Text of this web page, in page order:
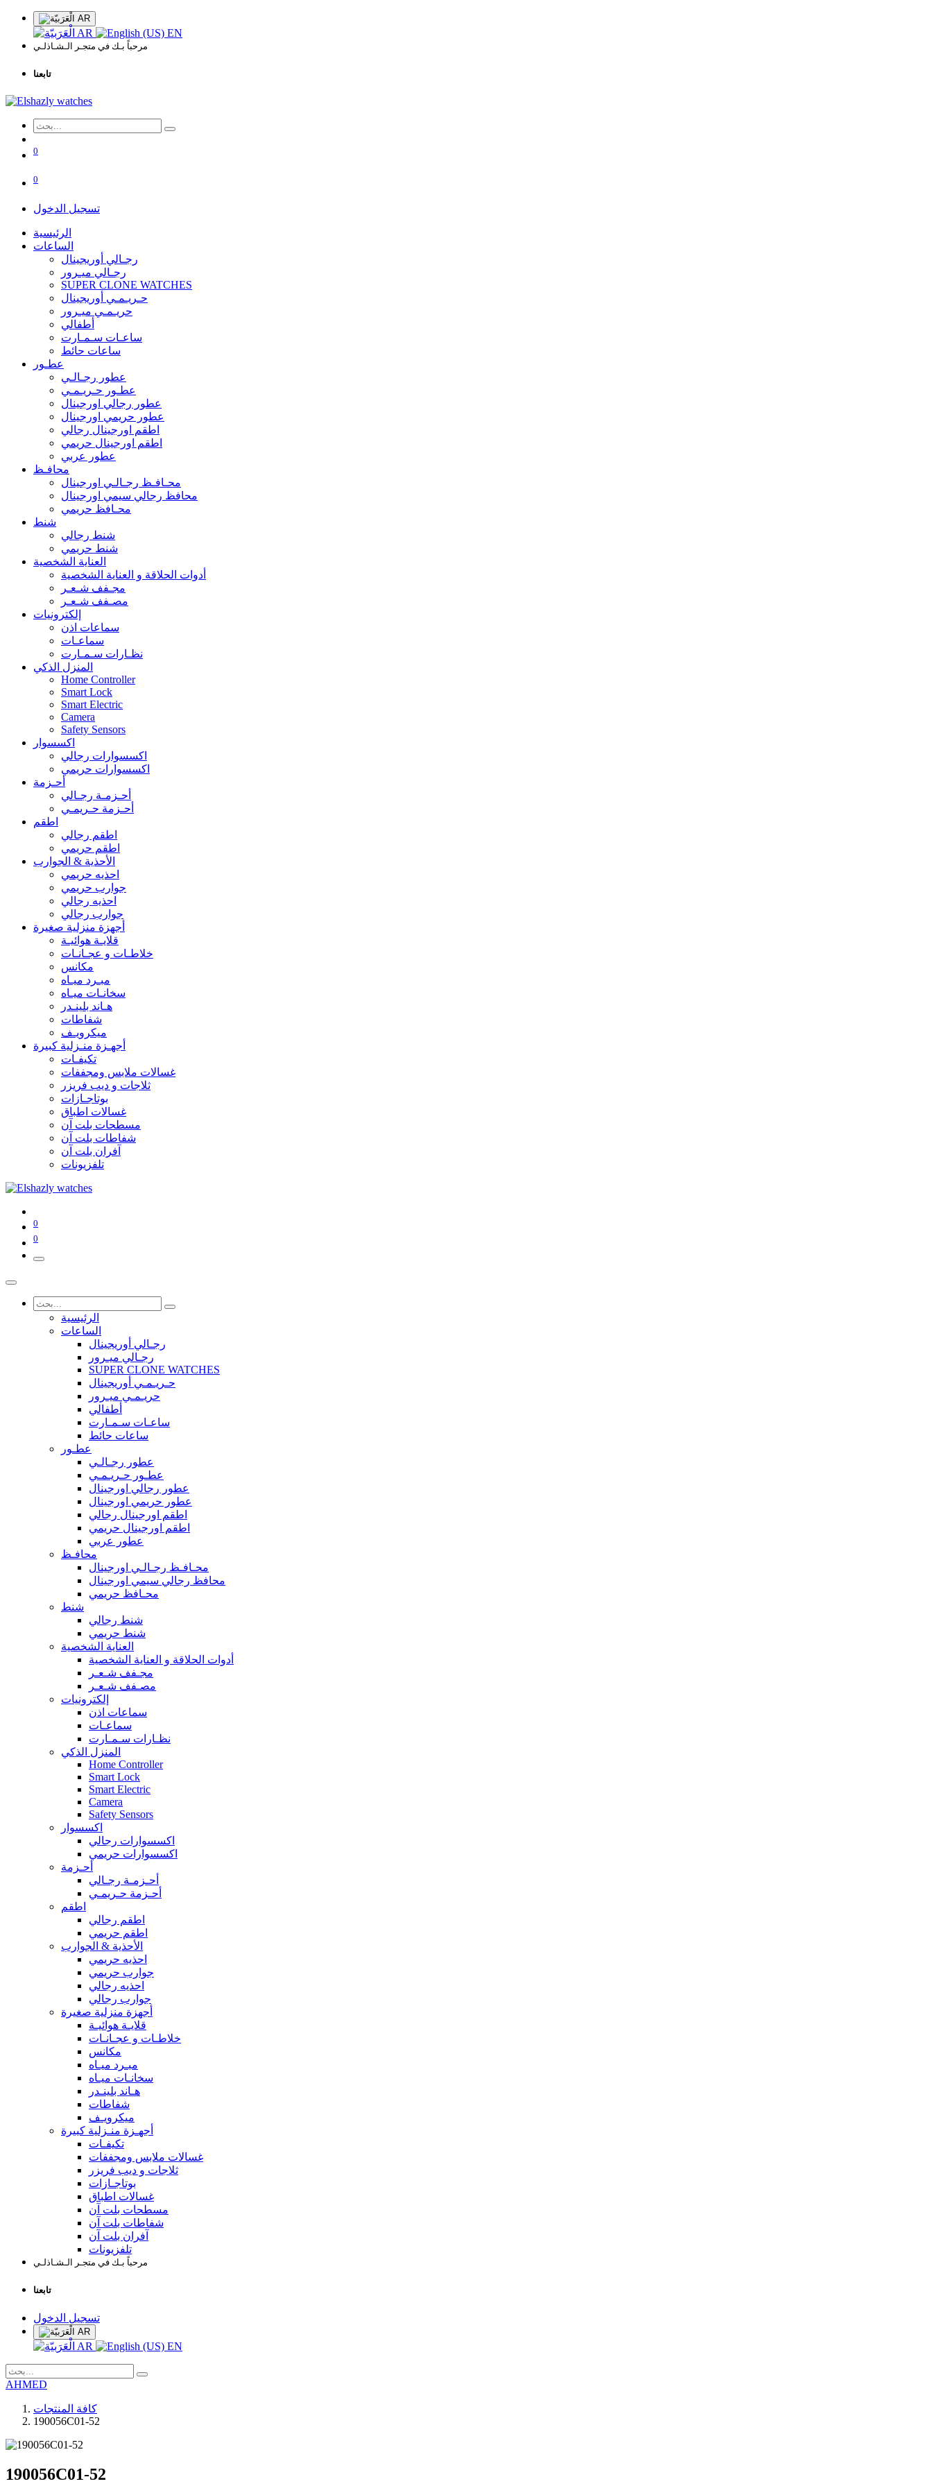
AR
AR EN
مرحباً بـك في متجـر الـشـاذلـي
تابعنا
0
0
تسجيل الدخول
الرئيسية
الساعات
رجـالي أوريجينال
رجـالي ميـرور
SUPER CLONE WATCHES
حـريـمـي أوريجينال
حريـمـي ميـرور
أطفالي
ساعـات سـمـارت
ساعات حائط
عطـور
عطور رجـالـي
عطـور حـريـمـي
عطور رجالي اورجينال
عطور حريمي اورجينال
اطقم اورجينال رجالي
اطقم اورجينال حريمي
عطور عربي
محافـظ
محـافـظ رجـالـي اورجينال
محافظ رجالي سيمي اورجينال
محـافظ حريمي
شنط
شنط رجالي
شنط حريمي
العناية الشخصية
أدوات الحلاقة و العناية الشخصية
مجـفف شـعـر
مصـفف شـعـر
إلكترونيات
سماعات اذن
سماعـات
نظـارات سـمـارت
المنزل الذكي
Home Controller
Smart Lock
Smart Electric
Camera
Safety Sensors
اكسسوار
اكسسوارات رجالي
اكسسوارات حريمي
أحـزمة
أحـزمـة رجـالي
أحـزمة حـريمـي
اطقم
اطقم رجالي
اطقم حريمي
الأحذية & الجوارب
احذيه حريمي
جوارب حريمي
احذيه رجالي
جوارب رجالي
أجهزة منزلية صغيرة
قلايـة هوائيـة
خلاطـات و عجـانـات
مكانس
مبـرد ميـاه
سخانـات ميـاه
هـاند بلينـدر
شفاطات
ميكرويـف
أجهـزة منـزلية كبيرة
تكيفـات
غسالات ملابس ومجففات
ثلاجات و ديب فريزر
بوتاجـازات
غسالات اطباق
مسطحات بلت آن
شفاطات بلت آن
آفران بلت آن
تلفزيونات
0
0
الرئيسية
الساعات
رجـالي أوريجينال
رجـالي ميـرور
SUPER CLONE WATCHES
حـريـمـي أوريجينال
حريـمـي ميـرور
أطفالي
ساعـات سـمـارت
ساعات حائط
عطـور
عطور رجـالـي
عطـور حـريـمـي
عطور رجالي اورجينال
عطور حريمي اورجينال
اطقم اورجينال رجالي
اطقم اورجينال حريمي
عطور عربي
محافـظ
محـافـظ رجـالـي اورجينال
محافظ رجالي سيمي اورجينال
محـافظ حريمي
شنط
شنط رجالي
شنط حريمي
العناية الشخصية
أدوات الحلاقة و العناية الشخصية
مجـفف شـعـر
مصـفف شـعـر
إلكترونيات
سماعات اذن
سماعـات
نظـارات سـمـارت
المنزل الذكي
Home Controller
Smart Lock
Smart Electric
Camera
Safety Sensors
اكسسوار
اكسسوارات رجالي
اكسسوارات حريمي
أحـزمة
أحـزمـة رجـالي
أحـزمة حـريمـي
اطقم
اطقم رجالي
اطقم حريمي
الأحذية & الجوارب
احذيه حريمي
جوارب حريمي
احذيه رجالي
جوارب رجالي
أجهزة منزلية صغيرة
قلايـة هوائيـة
خلاطـات و عجـانـات
مكانس
مبـرد ميـاه
سخانـات ميـاه
هـاند بلينـدر
شفاطات
ميكرويـف
أجهـزة منـزلية كبيرة
تكيفـات
غسالات ملابس ومجففات
ثلاجات و ديب فريزر
بوتاجـازات
غسالات اطباق
مسطحات بلت آن
شفاطات بلت آن
آفران بلت آن
تلفزيونات
مرحباً بـك في متجـر الـشـاذلـي
تابعنا
تسجيل الدخول
AR
AR EN
AHMED
كافة المنتجات
190056C01-52
190056C01-52